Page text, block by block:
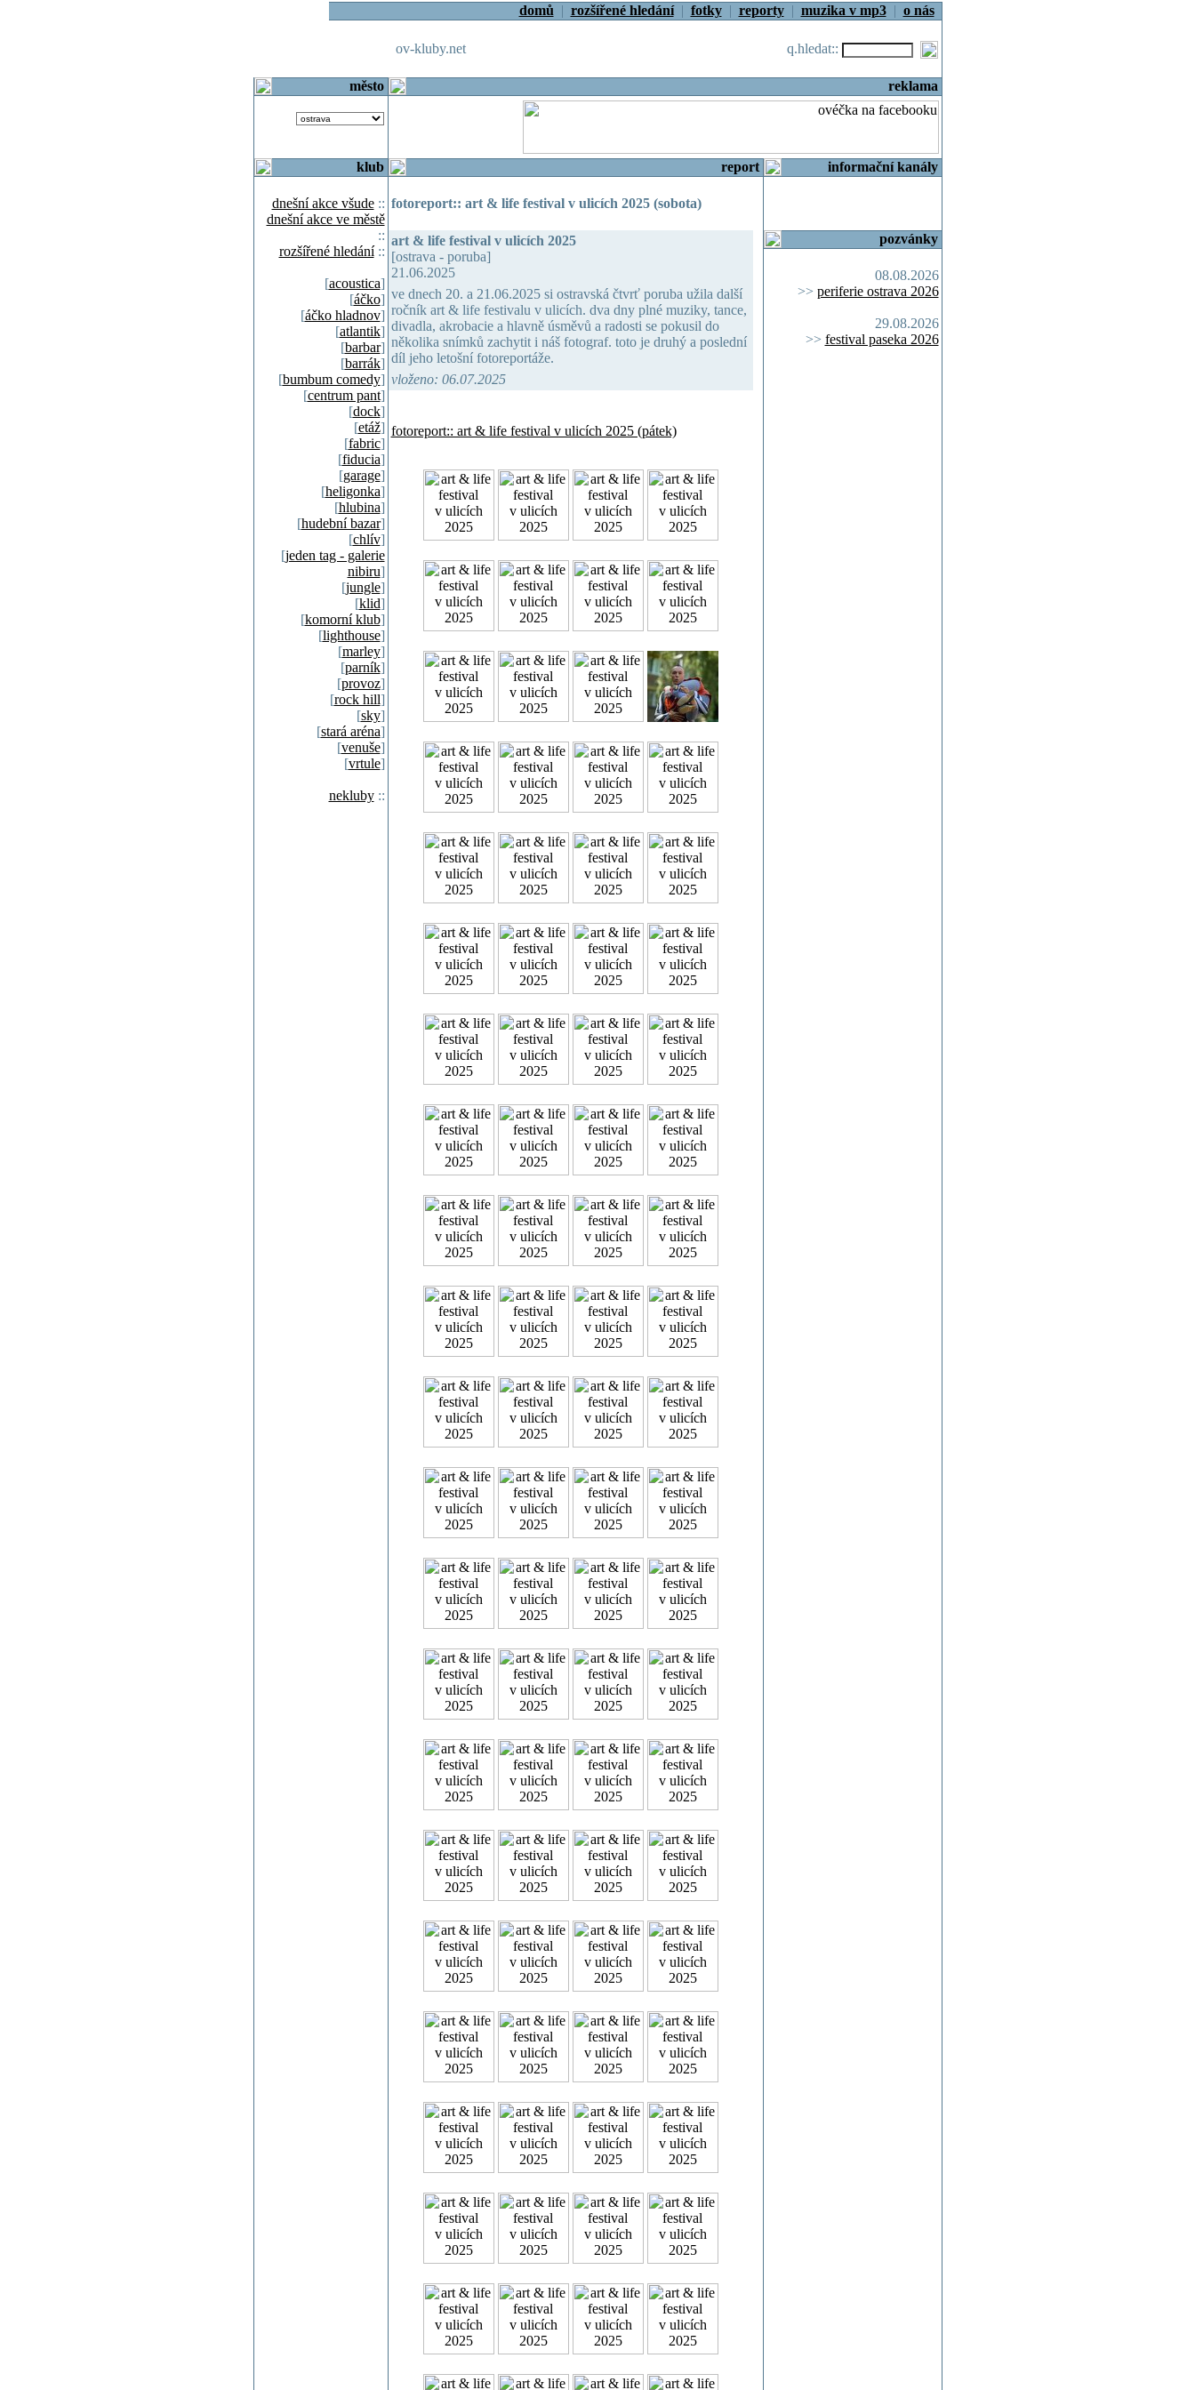
domů | rozšířené hledání| fotky| reporty| muzika v mp3| o nás
ov-kluby.net q.hledat::
město reklama
klub
dnešní akce všude::
dnešní akce ve městě
::
rozšířené hledání::
[acoustica]
[áčko]
[áčko hladnov]
[atlantik]
[barbar]
[barrák]
[bumbum comedy]
[centrum pant]
[dock]
[etáž]
[fabric]
[fiducia]
[garage]
[heligonka]
[hlubina]
[hudební bazar]
[chlív]
[jeden tag - galerie
nibiru]
[jungle]
[klid]
[komorní klub]
[lighthouse]
[marley]
[parník]
[provoz]
[rock hill]
[sky]
[stará aréna]
[venuše]
[vrtule]
nekluby::
report
fotoreport:: art & life festival v ulicích 2025 (sobota)
art & life festival v ulicích 2025
[ostrava - poruba]
21.06.2025
ve dnech 20. a 21.06.2025 si ostravská čtvrť poruba užila další
ročník art & life festivalu v ulicích. dva dny plné muziky, tance,
divadla, akrobacie a hlavně úsměvů a radosti se pokusil do
několika snímků zachytit i náš fotograf. toto je druhý a poslední
díl jeho letošní fotoreportáže.
vloženo: 06.07.2025
fotoreport:: art & life festival v ulicích 2025 (pátek)
informační kanály
pozvánky
08.08.2026
>> periferie ostrava 2026
29.08.2026
>> festival paseka 2026